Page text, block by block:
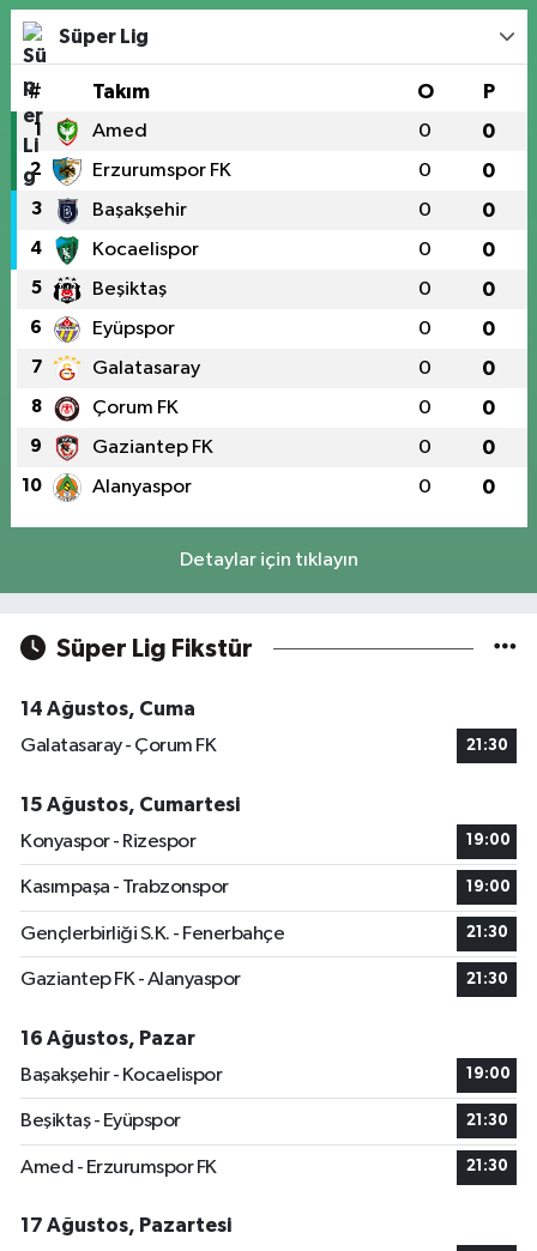
Süper Lig
# Takım O P
1 Amed 0 0
2 Erzurumspor FK 0 0
3 Başakşehir 0 0
4 Kocaelispor 0 0
5 Beşiktaş 0 0
6 Eyüpspor 0 0
7 Galatasaray 0 0
8 Çorum FK 0 0
9 Gaziantep FK 0 0
10 Alanyaspor 0 0
Detaylar için tıklayın
Süper Lig Fikstür
14 Ağustos, Cuma
Galatasaray - Çorum FK
21:30
15 Ağustos, Cumartesi
Konyaspor - Rizespor
19:00
Kasımpaşa - Trabzonspor 19:00
Gençlerbirliği S.K. - Fenerbahçe 21:30
Gaziantep FK - Alanyaspor 21:30
16 Ağustos, Pazar
Başakşehir - Kocaelispor
19:00
Beşiktaş - Eyüpspor 21:30
Amed - Erzurumspor FK 21:30
17 Ağustos, Pazartesi